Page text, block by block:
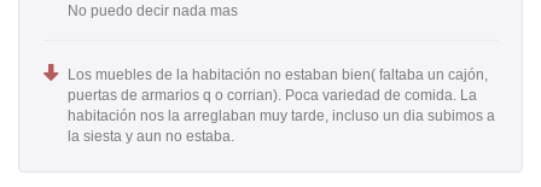
No puedo decir nada mas
Los muebles de la habitación no estaban bien( faltaba un cajón,
puertas de armarios q o corrian). Poca variedad de comida. La
habitación nos la arreglaban muy tarde, incluso un dia subimos a
la siesta y aun no estaba.